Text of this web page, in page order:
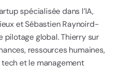
spécialisée dans l’IA,
et Sébastien Raynoird-
pilotage global. Thierry sur
ressources humaines,
et le management